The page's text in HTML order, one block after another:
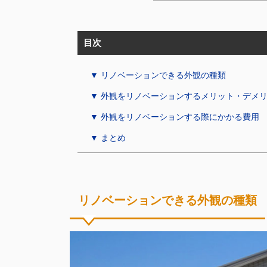
目次
▼ リノベーションできる外観の種類
▼ 外観をリノベーションするメリット・デメ
▼ 外観をリノベーションする際にかかる費用
▼ まとめ
リノベーションできる外観の種類